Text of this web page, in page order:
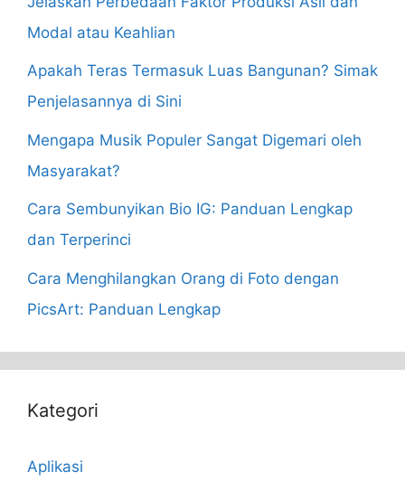
Modal atau Keahlian
Apakah Teras Termasuk Luas Bangunan? Simak
Penjelasannya di Sini
Mengapa Musik Populer Sangat Digemari oleh
Masyarakat?
Cara Sembunyikan Bio IG: Panduan Lengkap
dan Terperinci
Cara Menghilangkan Orang di Foto dengan
PicsArt: Panduan Lengkap
Kategori
Aplikasi